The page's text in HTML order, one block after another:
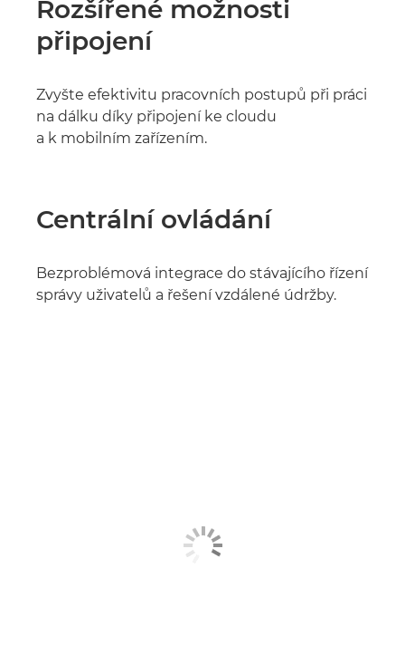
Rozšířené možnosti
připojení
Zvyšte efektivitu pracovních postupů při práci
na dálku díky připojení ke cloudu
a k mobilním zařízením.
Centrální ovládání
Bezproblémová integrace do stávajícího řízení
správy uživatelů a řešení vzdálené údržby.